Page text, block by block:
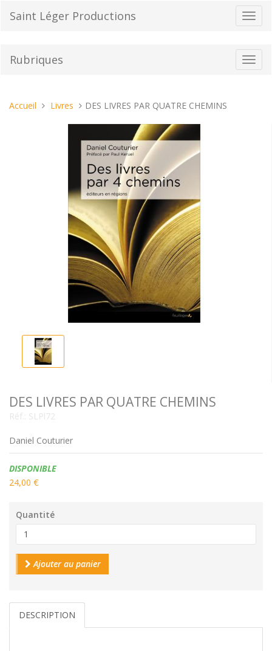
la
Saint Léger Productions
la
Rubriques
Vous
Accueil Livres DES LIVRES PAR QUATRE CHEMINS
DES LIVRES PAR QUATRE CHEMINS
Réf.: SLPl72
Daniel Couturier
Disponibilité:
DISPONIBLE
24,00 €
Quantité
Ajouter au panier
DESCRIPTION